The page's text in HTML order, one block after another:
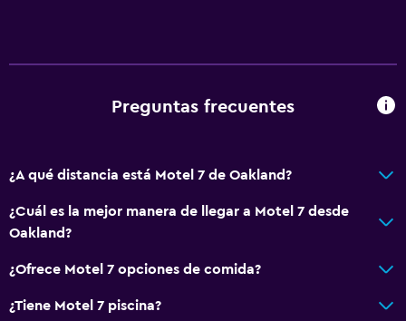
Preguntas frecuentes
¿A qué distancia está Motel 7 de Oakland?
¿Cuál es la mejor manera de llegar a Motel 7 desde
Oakland?
¿Ofrece Motel 7 opciones de comida?
¿Tiene Motel 7 piscina?